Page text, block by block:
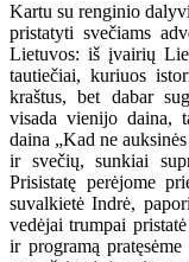
Kartu su renginio
pristatyti svečiams
Lietuvos: iš įvairių
tautiečiai, kuriuos
kraštus, bet dabar
visada vienijo daina,
daina „Kad ne
ir svečių, sunkiai
Prisistatę perėjome
suvalkietė Indrė,
vedėjai trumpai
ir programą